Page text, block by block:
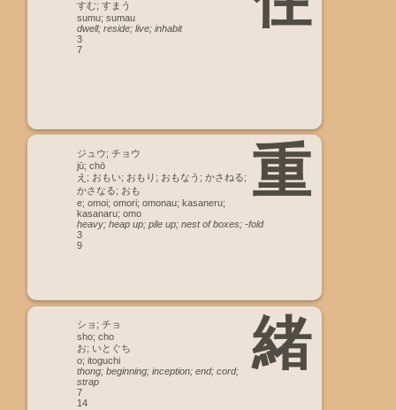
すむ; すまう
sumu; sumau
dwell; reside; live; inhabit
3
7
重
ジュウ; チョウ
jū; chō
え; おもい; おもり; おもなう; かさねる;
かさなる; おも
e; omoi; omori; omonau; kasaneru;
kasanaru; omo
heavy; heap up; pile up; nest of boxes; -fold
3
9
緒
ショ; チョ
sho; cho
お; いとぐち
o; itoguchi
thong; beginning; inception; end; cord;
strap
7
14